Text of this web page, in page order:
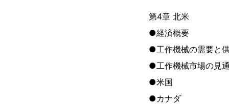
第4章 北米
●経済概要
●工作機械の需要と
●工作機械市場の見
●米国
●カナダ